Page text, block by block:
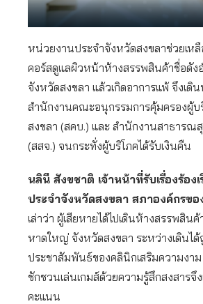
หน่วยงานประจำจังหวัดสงขลาช่วยเห
คอร์สดูแลผิวหน้าห้างสรรพสินค้าชื่อดัง
จังหวัดสงขลา แล้วเกิดอาการแพ้ จึงเดิ
สำนักงานคณะอนุกรรมการคุ้มครองผู้บ
สงขลา (สคบ.) และ สำนักงานสาธารณ
(สสจ.) จนกระทั่งผู้บริโภคได้รับเงินคืน
นลินี สังขชาติ เจ้าหน้าที่รับเรื่องร้อง
ประจำจังหวัดสงขลา สภาองค์กรข
เล่าว่า ผู้เสียหายได้ไปเดินห้างสรรพสินค้
หาดใหญ่ จังหวัดสงขลา ระหว่างเดินได้
ประชาสัมพันธ์ของคลินิกเสริมความงา
ชักชวนเล่นเกมส์ด้วยความรู้สึกสงสารจึ
คะแนน